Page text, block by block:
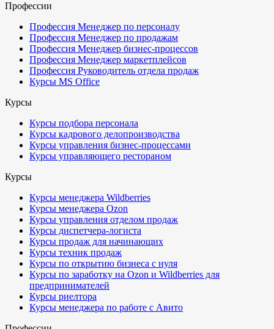
Профессии
Профессия Менеджер по персоналу
Профессия Менеджер по продажам
Профессия Менеджер бизнес-процессов
Профессия Менеджер маркетплейсов
Профессия Руководитель отдела продаж
Курсы MS Office
Курсы
Курсы подбора персонала
Курсы кадрового делопроизводства
Курсы управления бизнес-процессами
Курсы управляющего рестораном
Курсы
Курсы менеджера Wildberries
Курсы менеджера Ozon
Курсы управления отделом продаж
Курсы диспетчера-логиста
Курсы продаж для начинающих
Курсы техник продаж
Курсы по открытию бизнеса с нуля
Курсы по заработку на Ozon и Wildberries для
предпринимателей
Курсы риелтора
Курсы менеджера по работе с Авито